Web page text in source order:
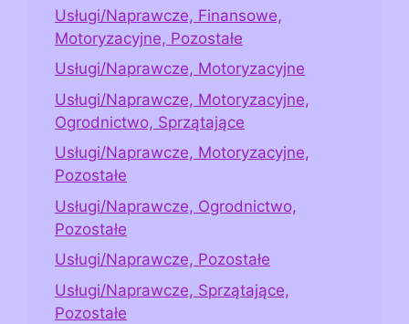
Usługi/Naprawcze, Finansowe,
Motoryzacyjne, Pozostałe
Usługi/Naprawcze, Motoryzacyjne
Usługi/Naprawcze, Motoryzacyjne,
Ogrodnictwo, Sprzątające
Usługi/Naprawcze, Motoryzacyjne,
Pozostałe
Usługi/Naprawcze, Ogrodnictwo,
Pozostałe
Usługi/Naprawcze, Pozostałe
Usługi/Naprawcze, Sprzątające,
Pozostałe